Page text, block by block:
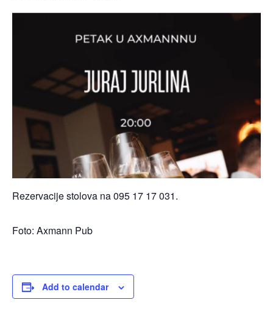
Rezervacije stolova na 095 17 17 031.
Foto: Axmann Pub
Add to calendar